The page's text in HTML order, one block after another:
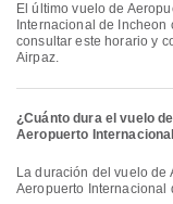
El último vuelo de Aeropuerto Internacional Don Mueang a Aeropuerto
Internacional de
consultar este horario y
Airpaz.
¿Cuánto dura el vuelo
Aeropuerto
La duración del vuelo de Aeropuerto Internacional Don Mueang a
Aeropuerto Internacional